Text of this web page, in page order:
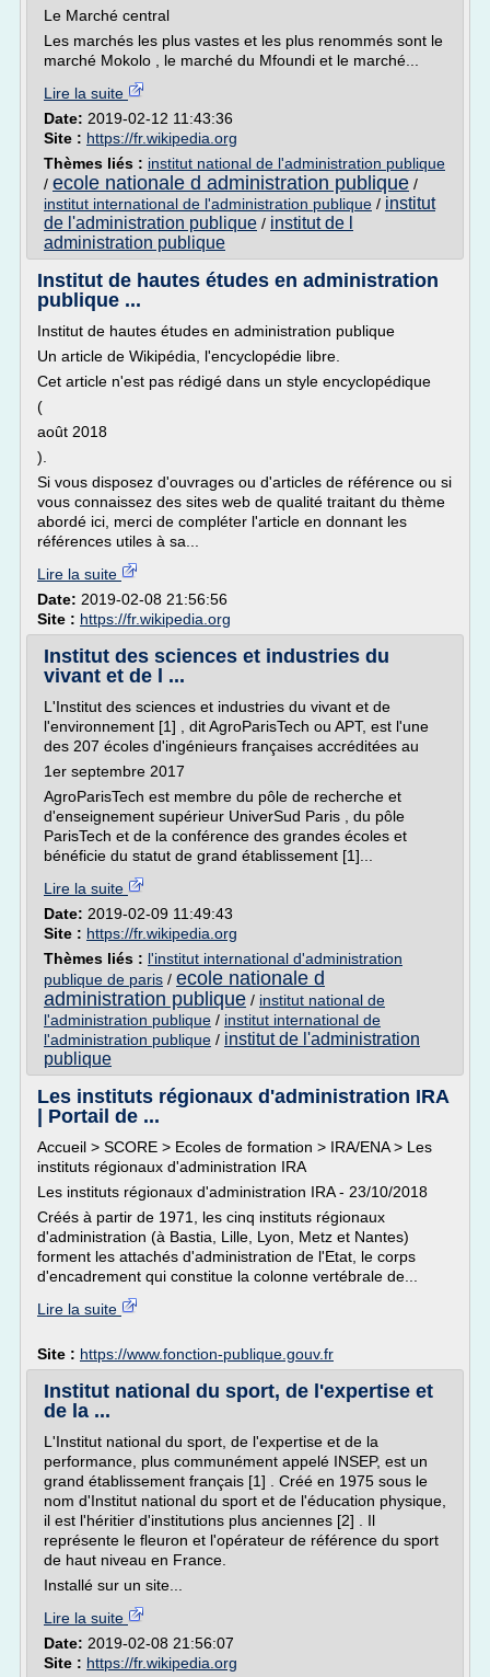
Le Marché central
Les marchés les plus vastes et les plus renommés sont le
marché Mokolo , le marché du Mfoundi et le marché...
Lire la suite
Date: 2019-02-12 11:43:36
Site : https://fr.wikipedia.org
Thèmes liés : institut national de l'administration publique
/ ecole nationale d administration publique /
institut international de l'administration publique / institut
de l'administration publique / institut de l
administration publique
Institut de hautes études en administration
publique ...
Institut de hautes études en administration publique
Un article de Wikipédia, l'encyclopédie libre.
Cet article n'est pas rédigé dans un style encyclopédique
(
août 2018
).
Si vous disposez d'ouvrages ou d'articles de référence ou si
vous connaissez des sites web de qualité traitant du thème
abordé ici, merci de compléter l'article en donnant les
références utiles à sa...
Lire la suite
Date: 2019-02-08 21:56:56
Site : https://fr.wikipedia.org
Institut des sciences et industries du
vivant et de l ...
L'Institut des sciences et industries du vivant et de
l'environnement [1] , dit AgroParisTech ou APT, est l'une
des 207 écoles d'ingénieurs françaises accréditées au
1er septembre 2017
AgroParisTech est membre du pôle de recherche et
d'enseignement supérieur UniverSud Paris , du pôle
ParisTech et de la conférence des grandes écoles et
bénéficie du statut de grand établissement [1]...
Lire la suite
Date: 2019-02-09 11:49:43
Site : https://fr.wikipedia.org
Thèmes liés : l'institut international d'administration
publique de paris / ecole nationale d
administration publique / institut national de
l'administration publique / institut international de
l'administration publique / institut de l'administration
publique
Les instituts régionaux d'administration IRA
| Portail de ...
Accueil > SCORE > Ecoles de formation > IRA/ENA > Les
instituts régionaux d'administration IRA
Les instituts régionaux d'administration IRA - 23/10/2018
Créés à partir de 1971, les cinq instituts régionaux
d'administration (à Bastia, Lille, Lyon, Metz et Nantes)
forment les attachés d'administration de l'Etat, le corps
d'encadrement qui constitue la colonne vertébrale de...
Lire la suite
Site : https://www.fonction-publique.gouv.fr
Institut national du sport, de l'expertise et
de la ...
L'Institut national du sport, de l'expertise et de la
performance, plus communément appelé INSEP, est un
grand établissement français [1] . Créé en 1975 sous le
nom d'Institut national du sport et de l'éducation physique,
il est l'héritier d'institutions plus anciennes [2] . Il
représente le fleuron et l'opérateur de référence du sport
de haut niveau en France.
Installé sur un site...
Lire la suite
Date: 2019-02-08 21:56:07
Site : https://fr.wikipedia.org